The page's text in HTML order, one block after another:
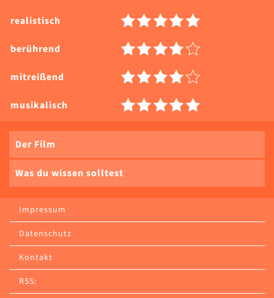
realistisch
berührend
mitreißend
musikalisch
Der Film
Was du wissen solltest
Impressum
Datenschutz
Kontakt
RSS: